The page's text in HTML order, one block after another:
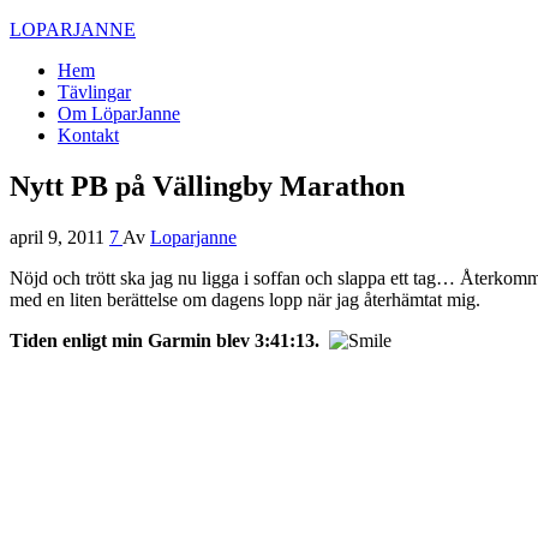
LOPARJANNE
Hem
Tävlingar
Om LöparJanne
Kontakt
Nytt PB på Vällingby Marathon
april 9, 2011 7 Av Loparjanne
Nöjd och trött ska jag nu ligga i soffan och slappa ett tag…
med en liten berättelse om dagens lopp när jag återhämtat mig.
Tiden enligt min Garmin blev 3:41:13.